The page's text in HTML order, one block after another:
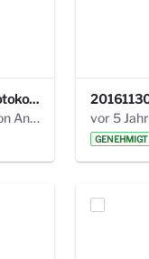
20170222 Protokoll 19. Steuerungskreis.pdf
vor 5 Jahren von Anni Schlumberger
GENEHMIGT